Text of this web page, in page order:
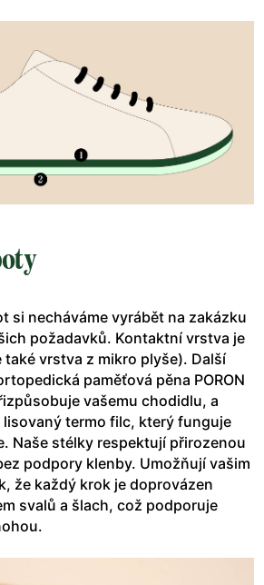
si necháváme vyrábět na zakázku
požadavků. Kontaktní vrstva je
také vrstva z mikro plyše). Další
paměťová pěna PORON
vašemu chodidlu, a
termo filc, který funguje
Naše stélky respektují přirozenou
podpory klenby. Umožňují vašim
že každý krok je doprovázen
svalů a šlach, což podporuje